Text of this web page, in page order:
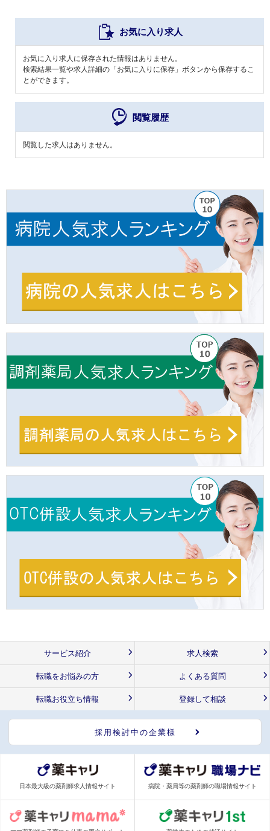
お気に入り求人
お気に入り求人に保存された情報はありません。
検索結果一覧や求人詳細の「お気に入りに保存」ボタンから保存するこ
とができます。
閲覧履歴
閲覧した求人はありません。
サービス紹介 求人検索
転職をお悩みの方 よくある質問
転職お役立ち情報 登録して相談
採用検討中の企業様
日本最大級の薬剤師求人情報サイト 病院・薬局等の薬剤師の職場情報サイト